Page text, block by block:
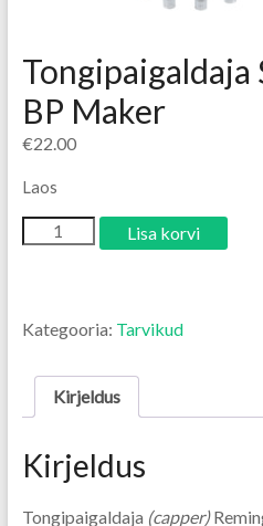
Tongipaigaldaja
BP Maker
€22.00
Laos
Lisa korvi
Kategooria: Tarvikud
Kirjeldus
Kirjeldus
Tongipaigaldaja (capper)